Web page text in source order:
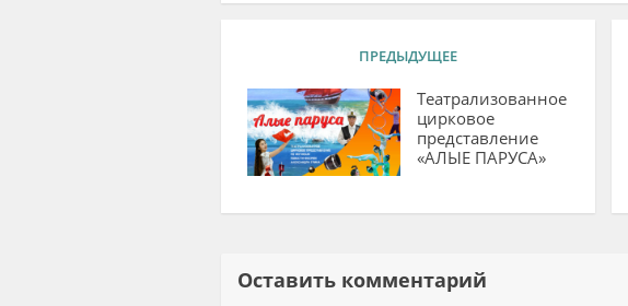
ПРЕДЫДУЩЕЕ
Театрализованное
цирковое
представление
«АЛЫЕ ПАРУСА»
Оставить комментарий